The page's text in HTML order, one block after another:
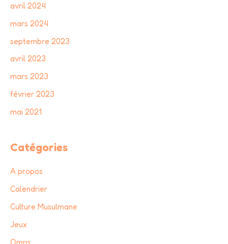
avril 2024
mars 2024
septembre 2023
avril 2023
mars 2023
février 2023
mai 2021
Catégories
A propos
Calendrier
Culture Musulmane
Jeux